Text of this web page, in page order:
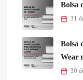
Bolsa
31
Bolsa
Wear
30